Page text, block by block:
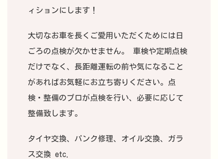
ィションにします！
大切なお車を長くご愛用いただくためには日
ごろの点検が欠かせません。 車検や定期点検
だけでなく、長距離運転の前や気になること
があればお気軽にお立ち寄りください。点
検・整備のプロが点検を行い、必要に応じて
整備致します。
タイヤ交換、パンク修理、オイル交換、ガラ
ス交換 etc.